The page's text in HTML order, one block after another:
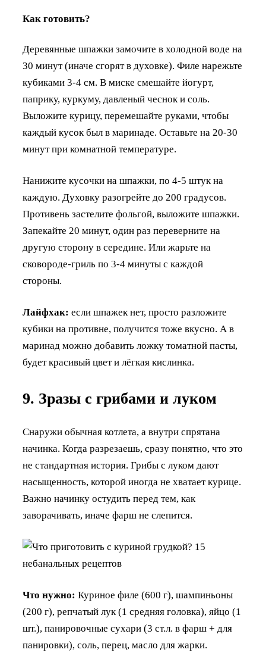
Как готовить?
Деревянные шпажки замочите в холодной воде на
30 минут (иначе сгорят в духовке). Филе нарежьте
кубиками 3-4 см. В миске смешайте йогурт,
паприку, куркуму, давленый чеснок и соль.
Выложите курицу, перемешайте руками, чтобы
каждый кусок был в маринаде. Оставьте на 20-30
минут при комнатной температуре.
Нанижите кусочки на шпажки, по 4-5 штук на
каждую. Духовку разогрейте до 200 градусов.
Противень застелите фольгой, выложите шпажки.
Запекайте 20 минут, один раз переверните на
другую сторону в середине. Или жарьте на
сковороде-гриль по 3-4 минуты с каждой
стороны.
Лайфхак: если шпажек нет, просто разложите
кубики на противне, получится тоже вкусно. А в
маринад можно добавить ложку томатной пасты,
будет красивый цвет и лёгкая кислинка.
9. Зразы с грибами и луком
Снаружи обычная котлета, а внутри спрятана
начинка. Когда разрезаешь, сразу понятно, что это
не стандартная история. Грибы с луком дают
насыщенность, которой иногда не хватает курице.
Важно начинку остудить перед тем, как
заворачивать, иначе фарш не слепится.
Что нужно: Куриное филе (600 г), шампиньоны
(200 г), репчатый лук (1 средняя головка), яйцо (1
шт.), панировочные сухари (3 ст.л. в фарш + для
панировки), соль, перец, масло для жарки.